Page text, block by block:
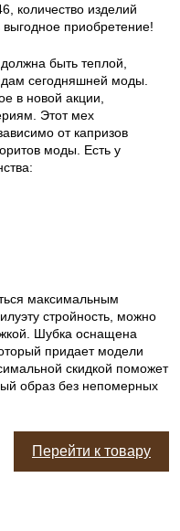
количество изделий
приобретение!
быть теплой,
сегодняшней моды.
в новой акции,
Этот мех
от капризов
моды. Есть у
максимальным
стройность, можно
Шубка оснащена
придает модели
скидкой поможет
образ без непомерных
Перейти к товару